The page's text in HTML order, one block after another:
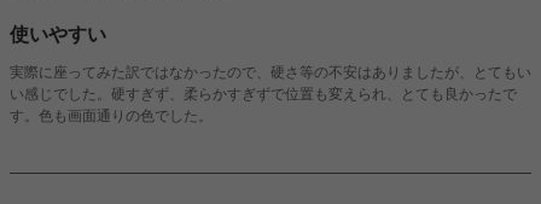
使いやすい
実際に座ってみた訳ではなかったので、硬さ等の不安はありましたが、とてもい
い感じでした。硬すぎず、柔らかすぎずで位置も変えられ、とても良かったで
す。色も画面通りの色でした。